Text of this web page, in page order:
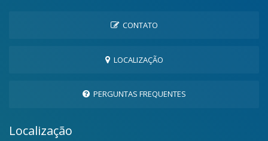
CONTATO
LOCALIZAÇÃO
PERGUNTAS FREQUENTES
Localização